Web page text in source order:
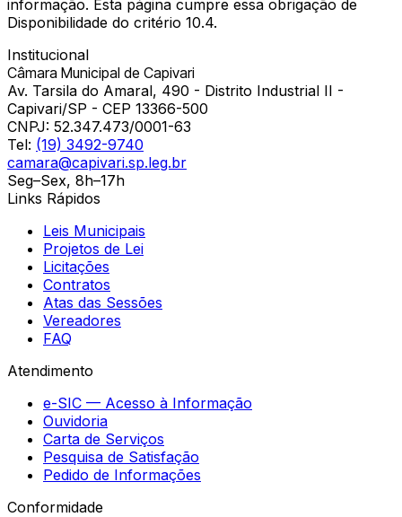
informação. Esta página cumpre essa obrigação de
Disponibilidade do critério 10.4.
Institucional
Câmara Municipal de Capivari
Av. Tarsila do Amaral, 490 - Distrito Industrial II -
Capivari/SP - CEP 13366-500
CNPJ: 52.347.473/0001-63
Tel: (19) 3492-9740
camara@capivari.sp.leg.br
Seg–Sex, 8h–17h
Links Rápidos
Leis Municipais
Projetos de Lei
Licitações
Contratos
Atas das Sessões
Vereadores
FAQ
Atendimento
e-SIC — Acesso à Informação
Ouvidoria
Carta de Serviços
Pesquisa de Satisfação
Pedido de Informações
Conformidade